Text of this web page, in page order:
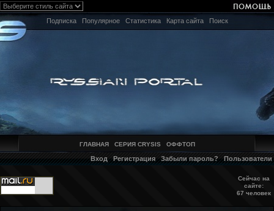
Подписка Популярное Статистика Карта сайта Поиск
ГЛАВНАЯ СЕРИЯ CRYSIS ОФФТОП
Вход Регистрация Забыли пароль? Пользователи
Сейчас на
сайте:
67 человек